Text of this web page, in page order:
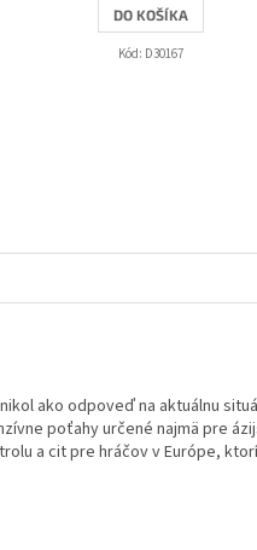
DO KOŠÍKA
Kód: D30167
ako odpoveď na aktuálnu
poťahy určené najmä pre
a cit pre hráčov v Európe,